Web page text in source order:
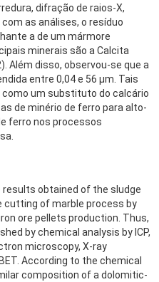
difração de raios-X,
as análises, o resíduo
a de um mármore
minerais são a Calcita
Além disso, observou-se que a
entre 0,04 e 56 µm. Tais
um substituto do calcário
de minério de ferro para alto-
ferro nos processos
obtained of the sludge
of marble process by
ore pellets production. Thus,
by chemical analysis by ICP,
microscopy, X-ray
According to the chemical
composition of a dolomitic-